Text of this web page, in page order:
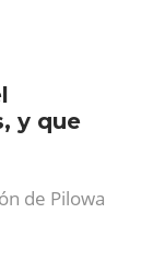
y que
de Pilowa